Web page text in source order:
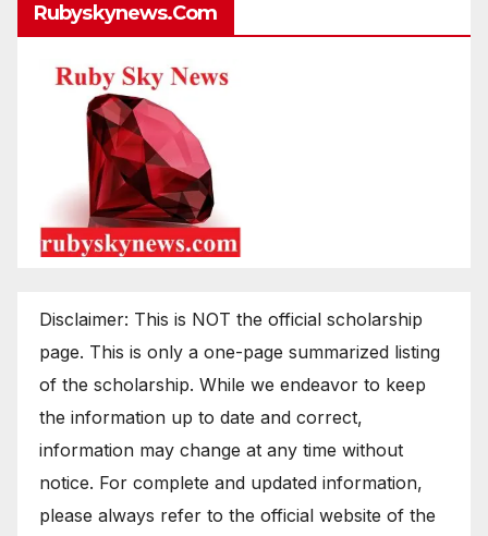
Rubyskynews.com
Disclaimer: This is NOT the official scholarship
page. This is only a one-page summarized listing
of the scholarship. While we endeavor to keep
the information up to date and correct,
information may change at any time without
notice. For complete and updated information,
please always refer to the official website of the